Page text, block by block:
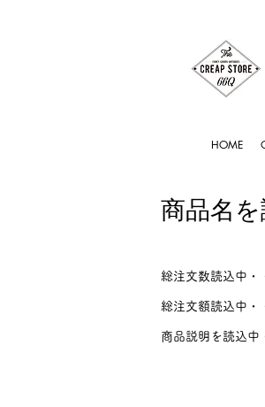
HOME
商品名を
総注文数読込中・
総注文額読込中・
商品説明を読込中